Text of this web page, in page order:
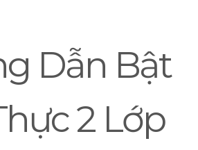
Dẫn Bật
2 Lớp